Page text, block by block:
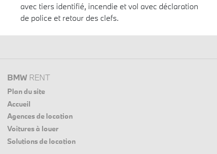
avec tiers identifié, incendie et vol avec déclaration
de police et retour des clefs.
BMW RENT
Plan du site
Accueil
Agences de location
Voitures à louer
Solutions de location